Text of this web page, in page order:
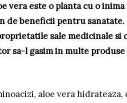
vera este o planta cu o
beneficii pentru sanatate.
sale medicinale si
sa-l gasim in multe produse
aloe vera hidrateaza,